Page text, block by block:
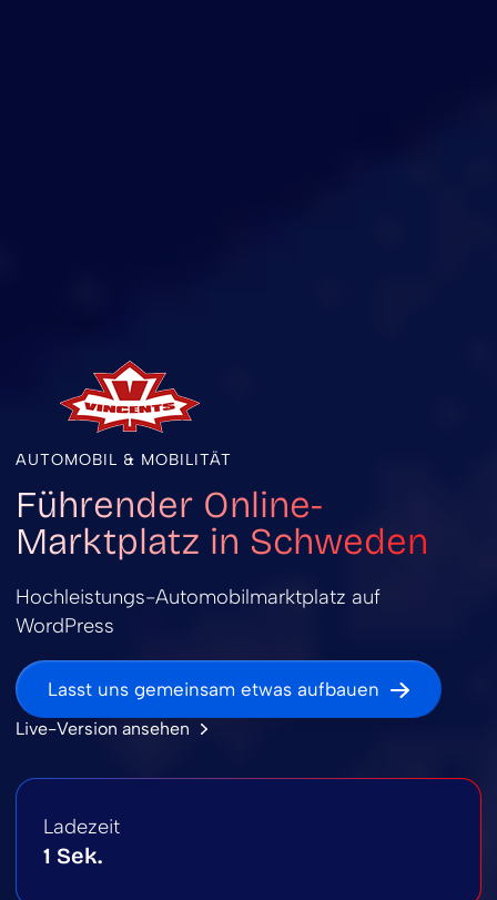
AUTOMOBIL & MOBILITÄT
Führender Online-
Marktplatz in Schweden
Hochleistungs-Automobilmarktplatz auf
WordPress
Lasst uns gemeinsam etwas aufbauen
Live-Version ansehen
Ladezeit
1 Sek.